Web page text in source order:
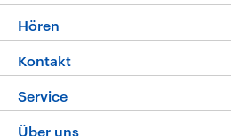
Programm
Die Nachrichten
Nachrichtenleicht
Hören
Livestream
Podcasts
Kontakt
Hörerservice
Service
FAQ
Über uns